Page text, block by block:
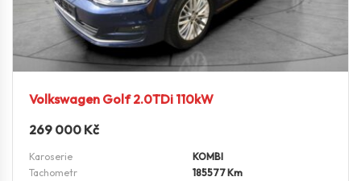
Volkswagen Golf 2.0TDi 110kW
269 000 Kč
Karoserie
KOMBI
Tachometr
185577 Km